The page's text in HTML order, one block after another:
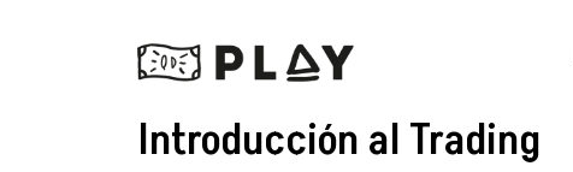
Introducción al Trading